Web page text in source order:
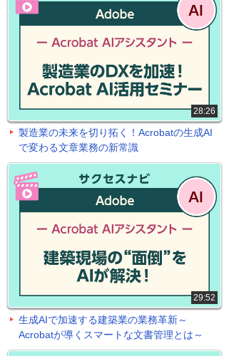
28:26
製造業の未来を切り拓く！Acrobatの生成AI
で変わる文章業務の新常識
29:52
生成AIで加速する建築業の業務革新～
Acrobatが導くスマートな文書管理とは～